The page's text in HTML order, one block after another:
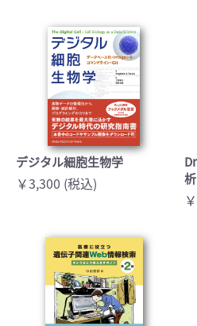
デジタル細胞生物学
￥3,300 (税込)